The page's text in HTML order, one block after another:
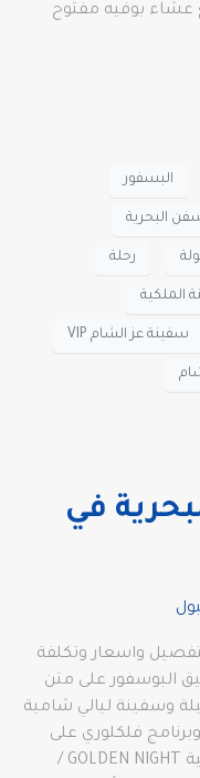
بوفيه مفتوح
البسفور
البحرية
رحلة
الملكية
سفينة عز الشام VIP
في
واسعار وتكلفة
البوسفور على متن
وسفينة ليالي شامية
فلكلوري على
متن السفينة الملكية والسفينة الذهبية GOLDEN NIGHT /